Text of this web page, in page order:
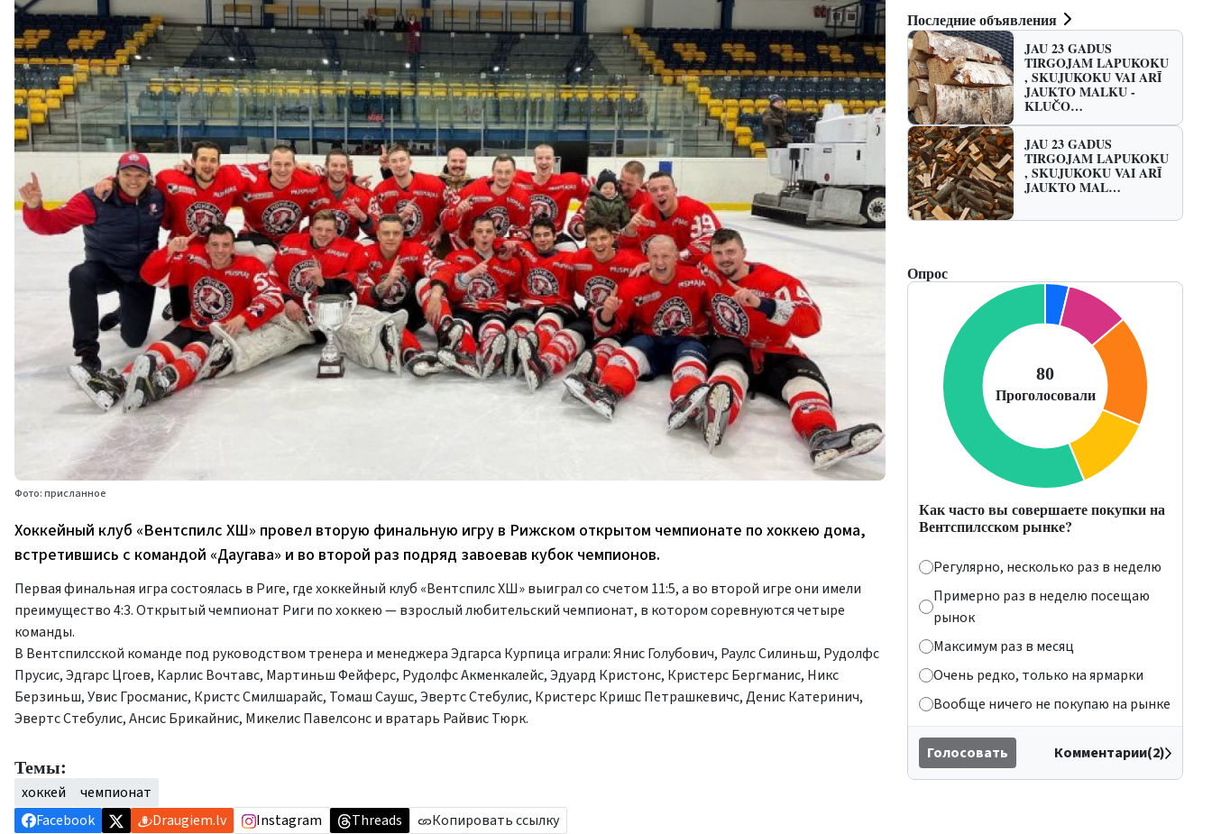
Фото: присланное
Хоккейный клуб «Вентспилс ХШ» провел вторую финальную игру в Рижском открытом чемпионате по хоккею дома,
встретившись с командой «Даугава» и во второй раз подряд завоевав кубок чемпионов.
Первая финальная игра состоялась в Риге, где хоккейный клуб «Вентспилс ХШ» выиграл со счетом 11:5, а во второй игре они имели
преимущество 4:3. Открытый чемпионат Риги по хоккею — взрослый любительский чемпионат, в котором соревнуются четыре
команды.
В Вентспилсской команде под руководством тренера и менеджера Эдгарса Курпица играли: Янис Голубович, Раулс Силиньш, Рудолфс
Прусис, Эдгарс Цгоев, Карлис Вочтавс, Мартиньш Фейферс, Рудолфс Акменкалейс, Эдуард Кристонс, Кристерс Бергманис, Никс
Берзиньш, Увис Гросманис, Кристс Смилшарайс, Томаш Саушс, Эвертс Стебулис, Кристерс Кришс Петрашкевичс, Денис Катеринич,
Эвертс Стебулис, Ансис Брикайнис, Микелис Павелсонс и вратарь Райвис Тюрк.
Темы:
хоккей
чемпионат
Facebook
Draugiem.lv Instagram Threads Копировать ссылку
Последние объявления
JAU 23 GADUS
TIRGOJAM LAPUKOKU
, SKUJUKOKU VAI ARĪ
JAUKTO MALKU -
KLUČO…
JAU 23 GADUS
TIRGOJAM LAPUKOKU
, SKUJUKOKU VAI ARĪ
JAUKTO MAL…
Опрос
Как часто вы совершаете покупки на
Вентспилсском рынке?
Регулярно, несколько раз в неделю
Примерно раз в неделю посещаю
рынок
Максимум раз в месяц
Очень редко, только на ярмарки
Вообще ничего не покупаю на рынке
Голосовать Комментарии(2)